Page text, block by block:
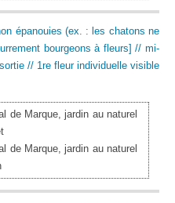
épanouies (ex. : les chatons ne
bourgeons à fleurs] // mi-
// 1re fleur individuelle visible
de Marque, jardin au naturel
de Marque, jardin au naturel